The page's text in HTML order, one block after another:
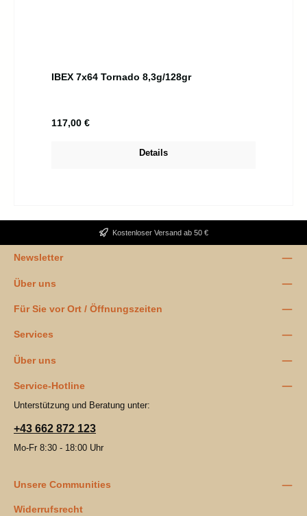
IBEX 7x64 Tornado 8,3g/128gr
Regulärer Preis:
117,00 €
Details
Kostenloser Versand ab 50 €
Newsletter
Über uns
Für Sie vor Ort / Öffnungszeiten
Services
Über uns
Service-Hotline
Unterstützung und Beratung unter:
+43 662 872 123
Mo-Fr 8:30 - 18:00 Uhr
Unsere Communities
Widerrufsrecht